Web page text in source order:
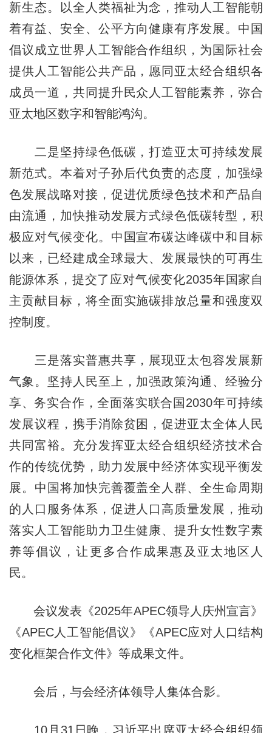
新生态。以全人类福祉为念，推动人工智能朝
着有益、安全、公平方向健康有序发展。中国
倡议成立世界人工智能合作组织，为国际社会
提供人工智能公共产品，愿同亚太经合组织各
成员一道，共同提升民众人工智能素养，弥合
亚太地区数字和智能鸿沟。
二是坚持绿色低碳，打造亚太可持续发展
新范式。本着对子孙后代负责的态度，加强绿
色发展战略对接，促进优质绿色技术和产品自
由流通，加快推动发展方式绿色低碳转型，积
极应对气候变化。中国宣布碳达峰碳中和目标
以来，已经建成全球最大、发展最快的可再生
能源体系，提交了应对气候变化2035年国家自
主贡献目标，将全面实施碳排放总量和强度双
控制度。
三是落实普惠共享，展现亚太包容发展新
气象。坚持人民至上，加强政策沟通、经验分
享、务实合作，全面落实联合国2030年可持续
发展议程，携手消除贫困，促进亚太全体人民
共同富裕。充分发挥亚太经合组织经济技术合
作的传统优势，助力发展中经济体实现平衡发
展。中国将加快完善覆盖全人群、全生命周期
的人口服务体系，促进人口高质量发展，推动
落实人工智能助力卫生健康、提升女性数字素
养等倡议，让更多合作成果惠及亚太地区人
民。
会议发表《2025年APEC领导人庆州宣言》
《APEC人工智能倡议》《APEC应对人口结构
变化框架合作文件》等成果文件。
会后，与会经济体领导人集体合影。
10月31日晚，习近平出席亚太经合组织领